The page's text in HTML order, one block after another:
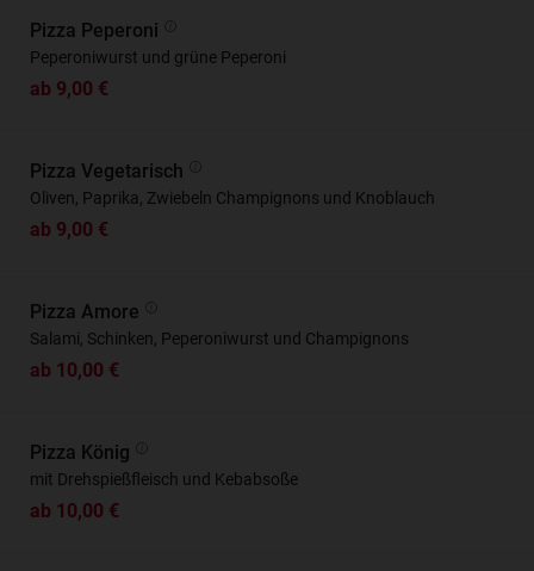
Pizza Peperoni
Peperoniwurst und grüne Peperoni
ab 9,00 €
Pizza Vegetarisch
Oliven, Paprika, Zwiebeln Champignons und Knoblauch
ab 9,00 €
Pizza Amore
Salami, Schinken, Peperoniwurst und Champignons
ab 10,00 €
Pizza König
mit Drehspießfleisch und Kebabsoße
ab 10,00 €